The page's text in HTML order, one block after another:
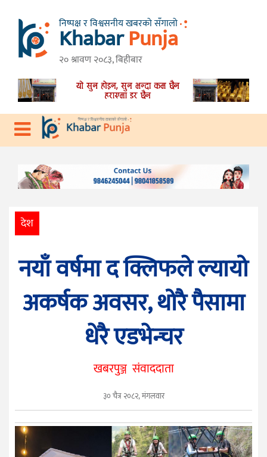
निष्पक्ष र विश्वसनीय खबरको सँगालो
KhabarPunja
२० श्रावण २०८३, बिहीबार
गृहपृष्ठ
तनहुँ
गण्डकी
प्रदेश
राजनीति
स्वास्थ्य
सुचना
मनोरञ्जन
युनिकोड
देश
नयाँ वर्षमा द क्लिफले ल्यायो
अकर्षक अवसर, थोरै पैसामा
धेरै एडभेन्चर
खबरपुञ्ज संवाददाता
३० चैत्र २०८२, मंगलवार